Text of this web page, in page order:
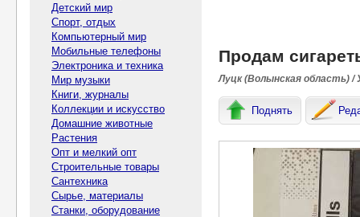
Детский мир
Спорт, отдых
Компьютерный мир
Мобильные телефоны
Электроника и техника
Мир музыки
Книги, журналы
Коллекции и искусство
Домашние животные
Растения
Опт и мелкий опт
Строительные товары
Сантехника
Сырье, материалы
Станки, оборудование
Продам
Луцк (Волынская область) /
Поднять